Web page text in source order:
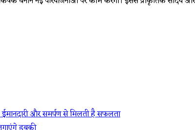
ईमानदारी और समर्पण से मिलती है सफलता